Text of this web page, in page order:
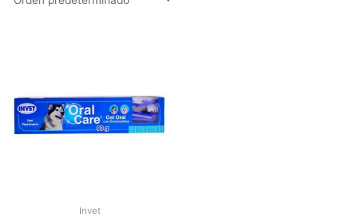
Invet